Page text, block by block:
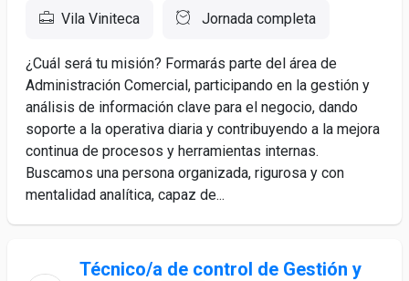
Vila Viniteca Jornada completa
¿Cuál será tu misión? Formarás parte del área de
Administración Comercial, participando en la gestión y
análisis de información clave para el negocio, dando
soporte a la operativa diaria y contribuyendo a la mejora
continua de procesos y herramientas internas.
Buscamos una persona organizada, rigurosa y con
mentalidad analítica, capaz de...
Técnico/a de control de Gestión y